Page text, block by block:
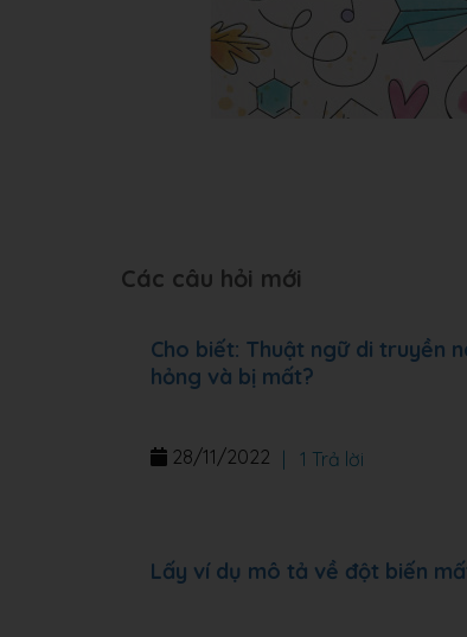
Các câu hỏi mới
Cho biết: Thuật ngữ di truyền
hỏng và bị mất?
28/11/2022 1 Trả lời
Lấy ví dụ mô tả về đột biến